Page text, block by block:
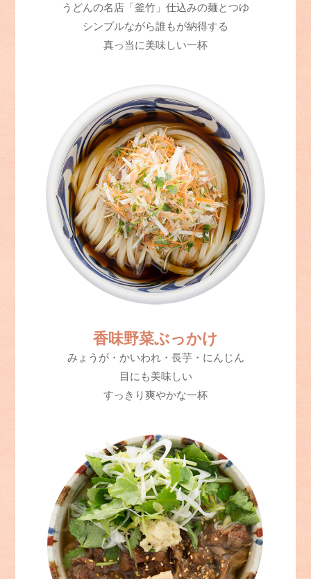
うどんの名店「釜竹」仕込みの麺とつゆ
シンプルながら誰もが納得する
真っ当に美味しい一杯
香味野菜ぶっかけ
みょうが・かいわれ・長芋・にんじん
目にも美味しい
すっきり爽やかな一杯